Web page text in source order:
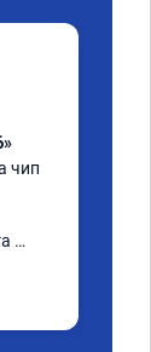
чип